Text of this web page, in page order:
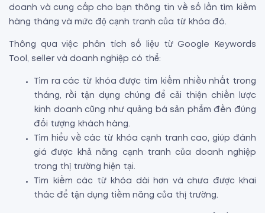
doanh và cung cấp cho bạn thông tin về số lần tìm kiếm
hàng tháng và mức độ cạnh tranh của từ khóa đó.
Thông qua việc phân tích số liệu từ Google Keywords
Tool, seller và doanh nghiệp có thể:
Tìm ra các từ khóa được tìm kiếm nhiều nhất trong
tháng, rồi tận dụng chúng để cải thiện chiến lược
kinh doanh cũng như quảng bá sản phẩm đến đúng
đối tượng khách hàng.
Tìm hiểu về các từ khóa cạnh tranh cao, giúp đánh
giá được khả năng cạnh tranh của doanh nghiệp
trong thị trường hiện tại.
Tìm kiếm các từ khóa dài hơn và chưa được khai
thác để tận dụng tiềm năng của thị trường.